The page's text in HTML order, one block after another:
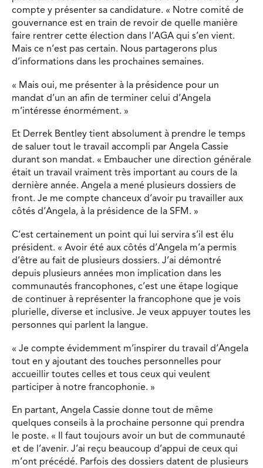
compte y présenter sa candidature. « Notre comité de
gouvernance est en train de revoir de quelle manière
faire rentrer cette élection dans l’AGA qui s’en vient.
Mais ce n’est pas certain. Nous partagerons plus
d’informations dans les prochaines semaines.
« Mais oui, me présenter à la présidence pour un
mandat d’un an afin de terminer celui d’Angela
m’intéresse énormément. »
Et Derrek Bentley tient absolument à prendre le temps
de saluer tout le travail accompli par Angela Cassie
durant son mandat. « Embaucher une direction générale
était un travail vraiment très important au cours de la
dernière année. Angela a mené plusieurs dossiers de
front. Je me compte chanceux d’avoir pu travailler aux
côtés d’Angela, à la présidence de la SFM. »
C’est certainement un point qui lui servira s’il est élu
président. « Avoir été aux côtés d’Angela m’a permis
d’être au fait de plusieurs dossiers. J’ai démontré
depuis plusieurs années mon implication dans les
communautés francophones, c’est une étape logique
de continuer à représenter la francophone que je vois
plurielle, diverse et inclusive. Je veux appuyer toutes les
personnes qui parlent la langue.
« Je compte évidemment m’inspirer du travail d’Angela
tout en y ajoutant des touches personnelles pour
accueillir toutes celles et tous ceux qui veulent
participer à notre francophonie. »
En partant, Angela Cassie donne tout de même
quelques conseils à la prochaine personne qui prendra
le poste. « Il faut toujours avoir un but de communauté
et de l’avenir. J’ai reçu beaucoup d’appui de ceux qui
m’ont précédé. Parfois des dossiers datent de plusieurs